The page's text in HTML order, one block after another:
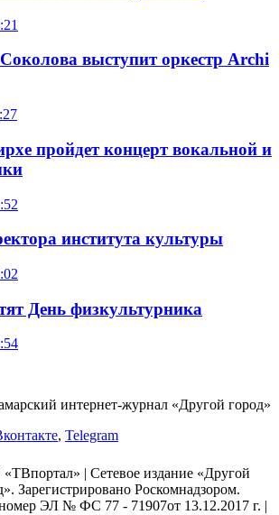
выступит оркестр Archi
пройдет концерт вокальной и
института культуры
День физкультурника
интернет-журнал «Другой город»
, Telegram
| Сетевое издание «Другой
Зарегистрировано Роскомнадзором.
ЭЛ № ФС 77 - 71907от 13.12.2017 г. |